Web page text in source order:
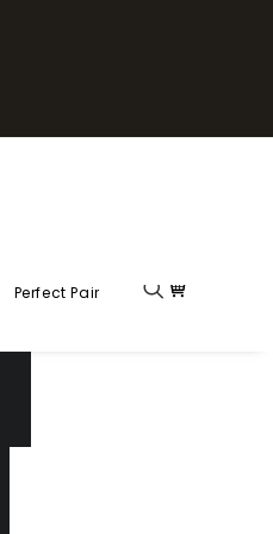
Perfect Pair